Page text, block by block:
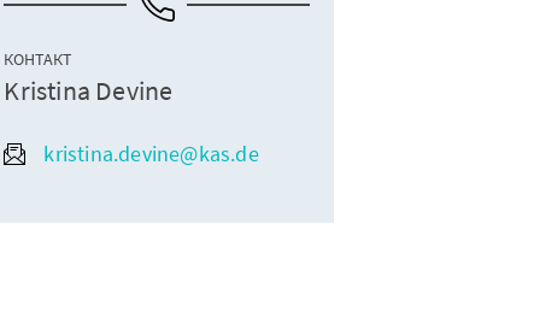
КОНТАКТ
Kristina Devine
kristina.devine@kas.de